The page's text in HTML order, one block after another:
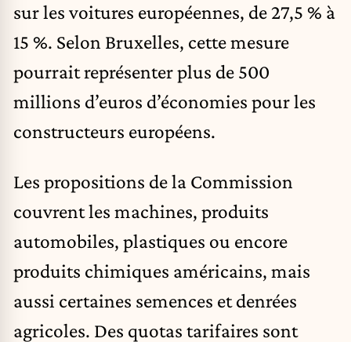
sur les voitures européennes, de 27,5 % à
15 %. Selon Bruxelles, cette mesure
pourrait représenter plus de 500
millions d’euros d’économies pour les
constructeurs européens.
Les propositions de la Commission
couvrent les machines, produits
automobiles, plastiques ou encore
produits chimiques américains, mais
aussi certaines semences et denrées
agricoles. Des quotas tarifaires sont